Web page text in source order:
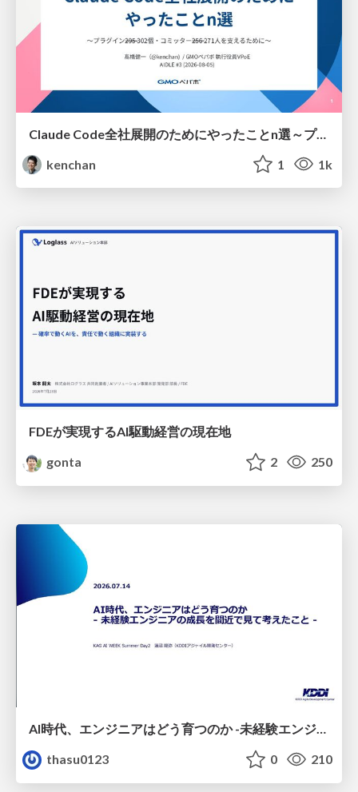
Claude Code全社展開のためにやったことn選～プラグイン302個・コミッター271人を支えるために～
kenchan
1 1k
FDEが実現するAI駆動経営の現在地
gonta
2 250
AI時代、エンジニアはどう育つのか -未経験エンジニアの成長を間近で見て考えたこと-
thasu0123
0 210